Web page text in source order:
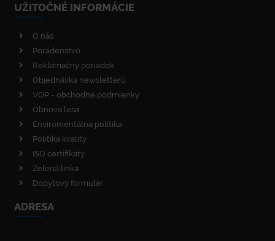
UŽITOČNÉ INFORMÁCIE
O nás
Poradenstvo
Reklamačný poriadok
Objednávka newsletterů
VOP - obchodné podmienky
Obnova lesa
Enviromentálna politika
Politika kvality
ISO certifikáty
Zelená linka
Dopytový formulár
ADRESA